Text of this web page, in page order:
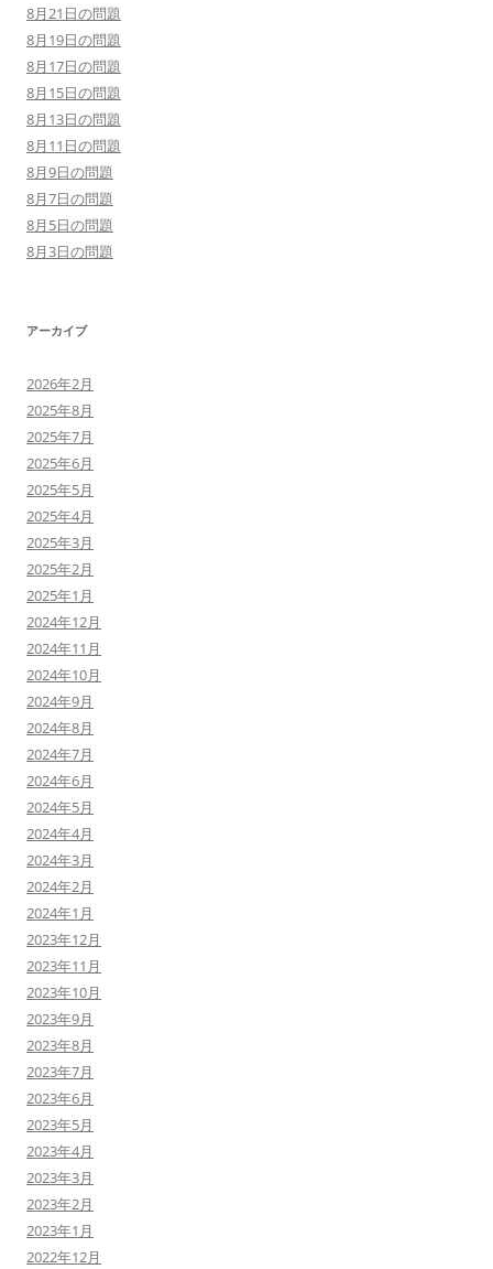
8月21日の問題
8月19日の問題
8月17日の問題
8月15日の問題
8月13日の問題
8月11日の問題
8月9日の問題
8月7日の問題
8月5日の問題
8月3日の問題
アーカイブ
2026年2月
2025年8月
2025年7月
2025年6月
2025年5月
2025年4月
2025年3月
2025年2月
2025年1月
2024年12月
2024年11月
2024年10月
2024年9月
2024年8月
2024年7月
2024年6月
2024年5月
2024年4月
2024年3月
2024年2月
2024年1月
2023年12月
2023年11月
2023年10月
2023年9月
2023年8月
2023年7月
2023年6月
2023年5月
2023年4月
2023年3月
2023年2月
2023年1月
2022年12月